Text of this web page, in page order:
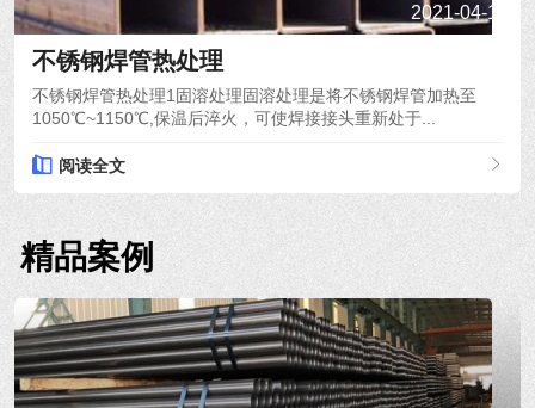
2021-04-19
不锈钢焊管热处理
不锈钢焊管热处理1固溶处理固溶处理是将不锈钢焊管加热至
1050℃~1150℃,保温后淬火，可使焊接接头重新处于...
阅读全文
精品案例